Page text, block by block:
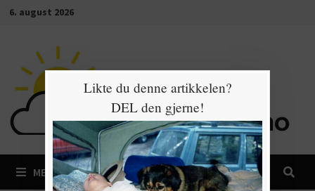
Gå6. august 2026
MENY
Likte du denne artikkelen?
DEL den gjerne!